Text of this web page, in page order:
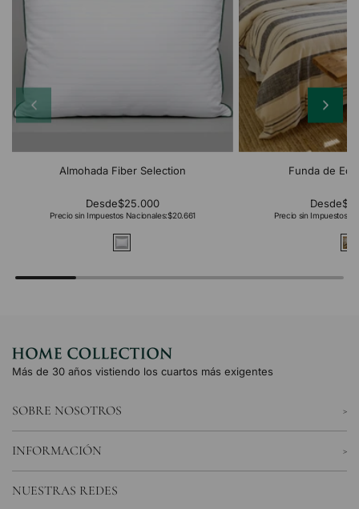
Almohada Fiber Selection
Desde$25.000
Precio sin Impuestos Nacionales:$20.661
Funda de
Desde
Precio sin Impuestos
Más de 30 años vistiendo los cuartos más exigentes
SOBRE NOSOTROS
INFORMACIÓN
NUESTRAS REDES